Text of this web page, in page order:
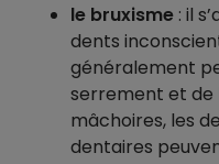
le bruxisme : il
dents
généralement
serrement et de
mâchoires, les
dentaires